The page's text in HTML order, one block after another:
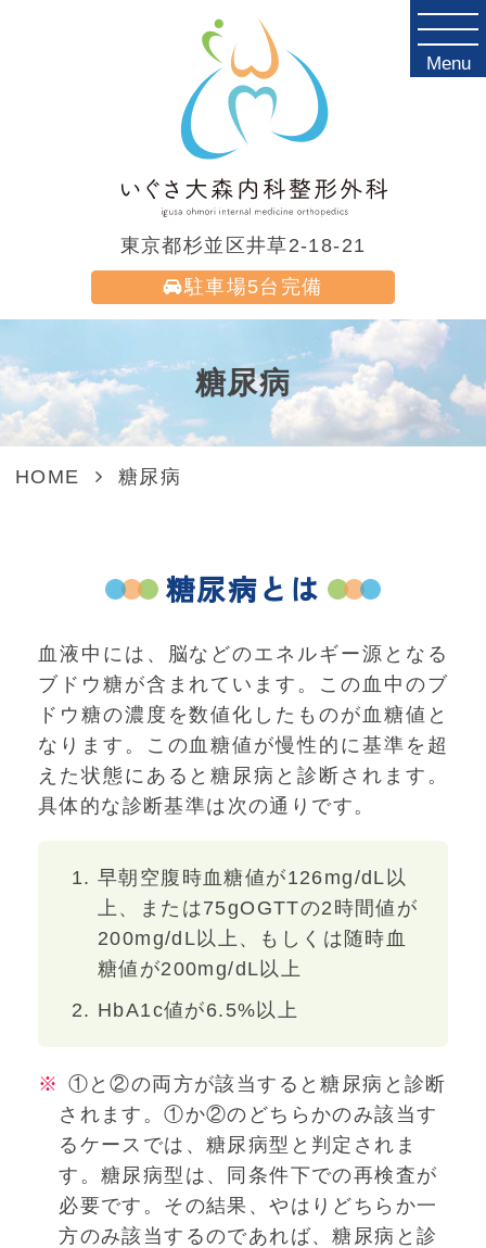
東京都杉並区井草2-18-21
駐車場5台完備
Menu
糖尿病
HOME 糖尿病
糖尿病とは
血液中には、脳などのエネルギー源となる
ブドウ糖が含まれています。この血中のブ
ドウ糖の濃度を数値化したものが血糖値と
なります。この血糖値が慢性的に基準を超
えた状態にあると糖尿病と診断されます。
具体的な診断基準は次の通りです。
早朝空腹時血糖値が126mg/dL以
上、または75gOGTTの2時間値が
200mg/dL以上、もしくは随時血
糖値が200mg/dL以上
HbA1c値が6.5%以上
①と②の両方が該当すると糖尿病と診断
されます。①か②のどちらかのみ該当す
るケースでは、糖尿病型と判定されま
す。糖尿病型は、同条件下での再検査が
必要です。その結果、やはりどちらか一
方のみ該当するのであれば、糖尿病と診